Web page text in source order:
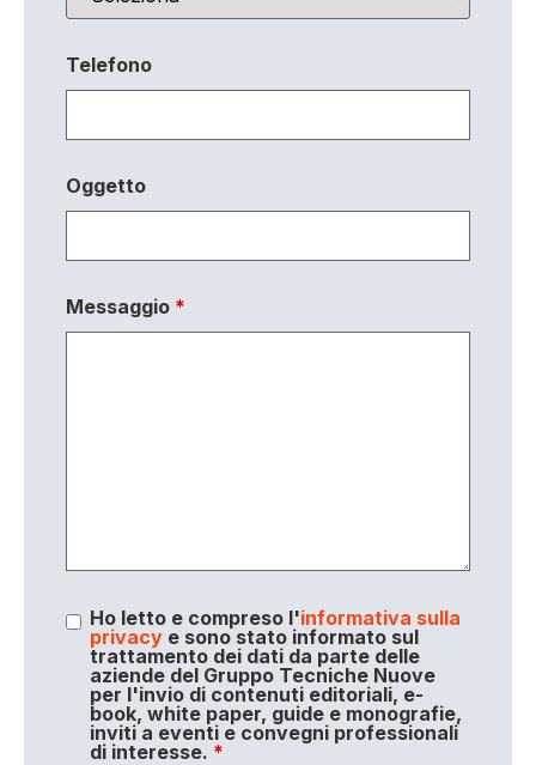
Telefono
Oggetto
Messaggio *
Ho letto e compreso l'informativa sulla
privacye sono stato informato sul
trattamento dei dati da parte delle
aziende del Gruppo Tecniche Nuove
per l'invio di contenuti editoriali, e-
book, white paper, guide e monografie,
inviti a eventi e convegni professionali
di interesse. *